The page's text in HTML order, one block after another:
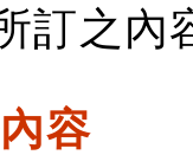
訂之內
容